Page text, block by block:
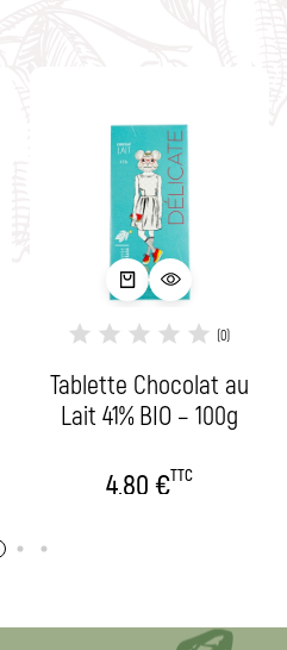
(0)
Tablette Chocolat au
Lait 41% BIO – 100g
4,80 €TTC